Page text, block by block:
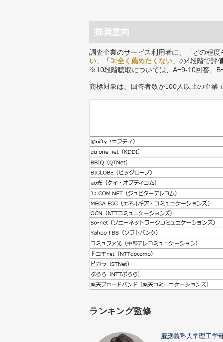
推奨意向
調査企業のサービス利用者に、「どの程
い 」「D:全く薦めたくない 」の4段階で評
※10段階聴取については、A=9-10回答、
商標対象は、回答者数が100人以上の企業で
ランキング監修
慶應義塾大学理工学